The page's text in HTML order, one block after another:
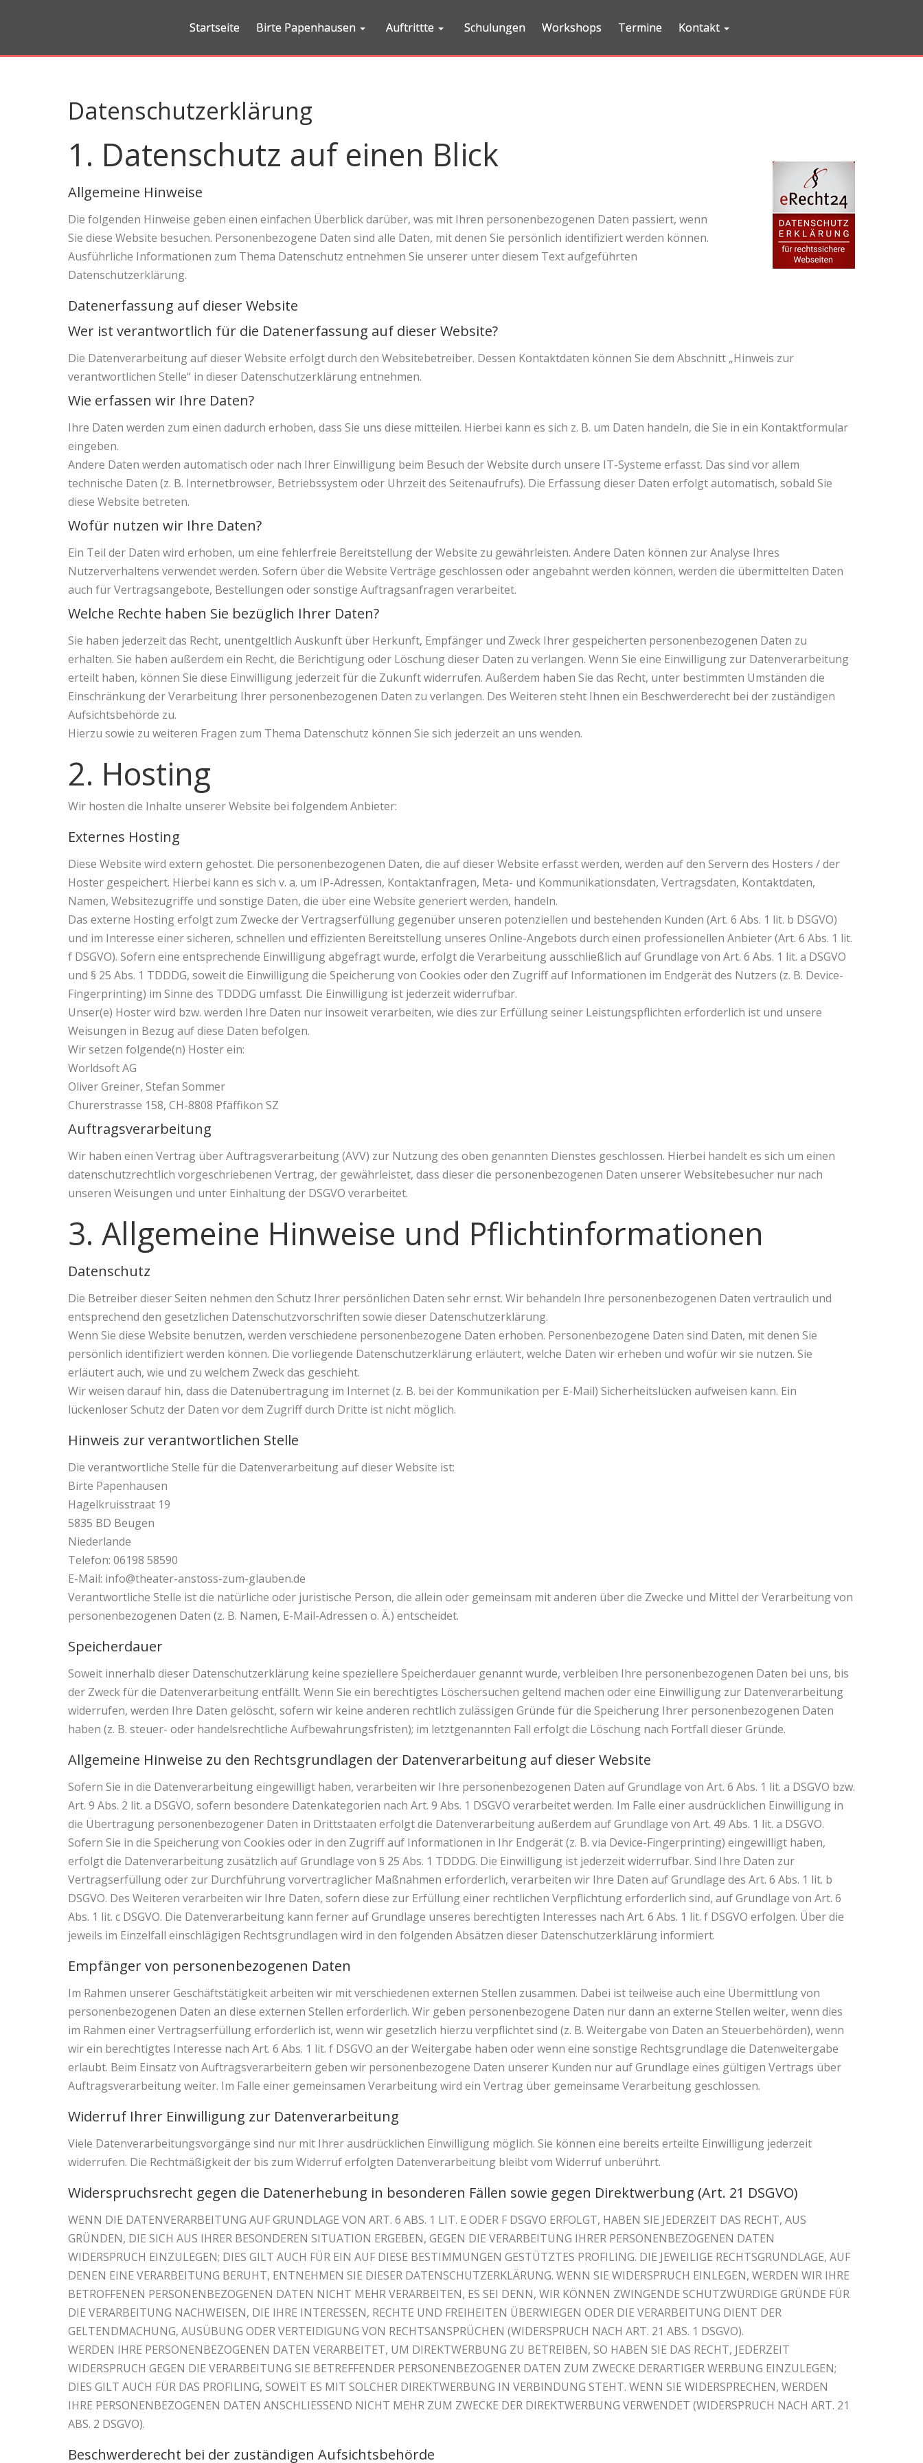
Startseite Birte Papenhausen Auftrittte Schulungen Workshops Termine Kontakt
Datenschutz­erklärung
1. Datenschutz auf einen Blick
Allgemeine Hinweise
Die folgenden Hinweise geben einen einfachen Überblick darüber, was mit Ihren personenbezogenen Daten passiert, wenn
Sie diese Website besuchen. Personenbezogene Daten sind alle Daten, mit denen Sie persönlich identifiziert werden können.
Ausführliche Informationen zum Thema Datenschutz entnehmen Sie unserer unter diesem Text aufgeführten
Datenschutzerklärung.
Datenerfassung auf dieser Website
Wer ist verantwortlich für die Datenerfassung auf dieser Website?
Die Datenverarbeitung auf dieser Website erfolgt durch den Websitebetreiber. Dessen Kontaktdaten können Sie dem Abschnitt „Hinweis zur
verantwortlichen Stelle“ in dieser Datenschutzerklärung entnehmen.
Wie erfassen wir Ihre Daten?
Ihre Daten werden zum einen dadurch erhoben, dass Sie uns diese mitteilen. Hierbei kann es sich z. B. um Daten handeln, die Sie in ein Kontaktformular
eingeben.
Andere Daten werden automatisch oder nach Ihrer Einwilligung beim Besuch der Website durch unsere IT-Systeme erfasst. Das sind vor allem
technische Daten (z. B. Internetbrowser, Betriebssystem oder Uhrzeit des Seitenaufrufs). Die Erfassung dieser Daten erfolgt automatisch, sobald Sie
diese Website betreten.
Wofür nutzen wir Ihre Daten?
Ein Teil der Daten wird erhoben, um eine fehlerfreie Bereitstellung der Website zu gewährleisten. Andere Daten können zur Analyse Ihres
Nutzerverhaltens verwendet werden. Sofern über die Website Verträge geschlossen oder angebahnt werden können, werden die übermittelten Daten
auch für Vertragsangebote, Bestellungen oder sonstige Auftragsanfragen verarbeitet.
Welche Rechte haben Sie bezüglich Ihrer Daten?
Sie haben jederzeit das Recht, unentgeltlich Auskunft über Herkunft, Empfänger und Zweck Ihrer gespeicherten personenbezogenen Daten zu
erhalten. Sie haben außerdem ein Recht, die Berichtigung oder Löschung dieser Daten zu verlangen. Wenn Sie eine Einwilligung zur Datenverarbeitung
erteilt haben, können Sie diese Einwilligung jederzeit für die Zukunft widerrufen. Außerdem haben Sie das Recht, unter bestimmten Umständen die
Einschränkung der Verarbeitung Ihrer personenbezogenen Daten zu verlangen. Des Weiteren steht Ihnen ein Beschwerderecht bei der zuständigen
Aufsichtsbehörde zu.
Hierzu sowie zu weiteren Fragen zum Thema Datenschutz können Sie sich jederzeit an uns wenden.
2. Hosting
Wir hosten die Inhalte unserer Website bei folgendem Anbieter:
Externes Hosting
Diese Website wird extern gehostet. Die personenbezogenen Daten, die auf dieser Website erfasst werden, werden auf den Servern des Hosters / der
Hoster gespeichert. Hierbei kann es sich v. a. um IP-Adressen, Kontaktanfragen, Meta- und Kommunikationsdaten, Vertragsdaten, Kontaktdaten,
Namen, Websitezugriffe und sonstige Daten, die über eine Website generiert werden, handeln.
Das externe Hosting erfolgt zum Zwecke der Vertragserfüllung gegenüber unseren potenziellen und bestehenden Kunden (Art. 6 Abs. 1 lit. b DSGVO)
und im Interesse einer sicheren, schnellen und effizienten Bereitstellung unseres Online-Angebots durch einen professionellen Anbieter (Art. 6 Abs. 1 lit.
f DSGVO). Sofern eine entsprechende Einwilligung abgefragt wurde, erfolgt die Verarbeitung ausschließlich auf Grundlage von Art. 6 Abs. 1 lit. a DSGVO
und § 25 Abs. 1 TDDDG, soweit die Einwilligung die Speicherung von Cookies oder den Zugriff auf Informationen im Endgerät des Nutzers (z. B. Device-
Fingerprinting) im Sinne des TDDDG umfasst. Die Einwilligung ist jederzeit widerrufbar.
Unser(e) Hoster wird bzw. werden Ihre Daten nur insoweit verarbeiten, wie dies zur Erfüllung seiner Leistungspflichten erforderlich ist und unsere
Weisungen in Bezug auf diese Daten befolgen.
Wir setzen folgende(n) Hoster ein:
Worldsoft AG
Oliver Greiner, Stefan Sommer
Churerstrasse 158, CH-8808 Pfäffikon SZ
Auftragsverarbeitung
Wir haben einen Vertrag über Auftragsverarbeitung (AVV) zur Nutzung des oben genannten Dienstes geschlossen. Hierbei handelt es sich um einen
datenschutzrechtlich vorgeschriebenen Vertrag, der gewährleistet, dass dieser die personenbezogenen Daten unserer Websitebesucher nur nach
unseren Weisungen und unter Einhaltung der DSGVO verarbeitet.
3. Allgemeine Hinweise und Pflicht­informationen
Datenschutz
Die Betreiber dieser Seiten nehmen den Schutz Ihrer persönlichen Daten sehr ernst. Wir behandeln Ihre personenbezogenen Daten vertraulich und
entsprechend den gesetzlichen Datenschutzvorschriften sowie dieser Datenschutzerklärung.
Wenn Sie diese Website benutzen, werden verschiedene personenbezogene Daten erhoben. Personenbezogene Daten sind Daten, mit denen Sie
persönlich identifiziert werden können. Die vorliegende Datenschutzerklärung erläutert, welche Daten wir erheben und wofür wir sie nutzen. Sie
erläutert auch, wie und zu welchem Zweck das geschieht.
Wir weisen darauf hin, dass die Datenübertragung im Internet (z. B. bei der Kommunikation per E-Mail) Sicherheitslücken aufweisen kann. Ein
lückenloser Schutz der Daten vor dem Zugriff durch Dritte ist nicht möglich.
Hinweis zur verantwortlichen Stelle
Die verantwortliche Stelle für die Datenverarbeitung auf dieser Website ist:
Birte Papenhausen
Hagelkruisstraat 19
5835 BD Beugen
Niederlande
Telefon: 06198 58590
E-Mail: info@theater-anstoss-zum-glauben.de
Verantwortliche Stelle ist die natürliche oder juristische Person, die allein oder gemeinsam mit anderen über die Zwecke und Mittel der Verarbeitung von
personenbezogenen Daten (z. B. Namen, E-Mail-Adressen o. Ä.) entscheidet.
Speicherdauer
Soweit innerhalb dieser Datenschutzerklärung keine speziellere Speicherdauer genannt wurde, verbleiben Ihre personenbezogenen Daten bei uns, bis
der Zweck für die Datenverarbeitung entfällt. Wenn Sie ein berechtigtes Löschersuchen geltend machen oder eine Einwilligung zur Datenverarbeitung
widerrufen, werden Ihre Daten gelöscht, sofern wir keine anderen rechtlich zulässigen Gründe für die Speicherung Ihrer personenbezogenen Daten
haben (z. B. steuer- oder handelsrechtliche Aufbewahrungsfristen); im letztgenannten Fall erfolgt die Löschung nach Fortfall dieser Gründe.
Allgemeine Hinweise zu den Rechtsgrundlagen der Datenverarbeitung auf dieser Website
Sofern Sie in die Datenverarbeitung eingewilligt haben, verarbeiten wir Ihre personenbezogenen Daten auf Grundlage von Art. 6 Abs. 1 lit. a DSGVO bzw.
Art. 9 Abs. 2 lit. a DSGVO, sofern besondere Datenkategorien nach Art. 9 Abs. 1 DSGVO verarbeitet werden. Im Falle einer ausdrücklichen Einwilligung in
die Übertragung personenbezogener Daten in Drittstaaten erfolgt die Datenverarbeitung außerdem auf Grundlage von Art. 49 Abs. 1 lit. a DSGVO.
Sofern Sie in die Speicherung von Cookies oder in den Zugriff auf Informationen in Ihr Endgerät (z. B. via Device-Fingerprinting) eingewilligt haben,
erfolgt die Datenverarbeitung zusätzlich auf Grundlage von § 25 Abs. 1 TDDDG. Die Einwilligung ist jederzeit widerrufbar. Sind Ihre Daten zur
Vertragserfüllung oder zur Durchführung vorvertraglicher Maßnahmen erforderlich, verarbeiten wir Ihre Daten auf Grundlage des Art. 6 Abs. 1 lit. b
DSGVO. Des Weiteren verarbeiten wir Ihre Daten, sofern diese zur Erfüllung einer rechtlichen Verpflichtung erforderlich sind, auf Grundlage von Art. 6
Abs. 1 lit. c DSGVO. Die Datenverarbeitung kann ferner auf Grundlage unseres berechtigten Interesses nach Art. 6 Abs. 1 lit. f DSGVO erfolgen. Über die
jeweils im Einzelfall einschlägigen Rechtsgrundlagen wird in den folgenden Absätzen dieser Datenschutzerklärung informiert.
Empfänger von personenbezogenen Daten
Im Rahmen unserer Geschäftstätigkeit arbeiten wir mit verschiedenen externen Stellen zusammen. Dabei ist teilweise auch eine Übermittlung von
personenbezogenen Daten an diese externen Stellen erforderlich. Wir geben personenbezogene Daten nur dann an externe Stellen weiter, wenn dies
im Rahmen einer Vertragserfüllung erforderlich ist, wenn wir gesetzlich hierzu verpflichtet sind (z. B. Weitergabe von Daten an Steuerbehörden), wenn
wir ein berechtigtes Interesse nach Art. 6 Abs. 1 lit. f DSGVO an der Weitergabe haben oder wenn eine sonstige Rechtsgrundlage die Datenweitergabe
erlaubt. Beim Einsatz von Auftragsverarbeitern geben wir personenbezogene Daten unserer Kunden nur auf Grundlage eines gültigen Vertrags über
Auftragsverarbeitung weiter. Im Falle einer gemeinsamen Verarbeitung wird ein Vertrag über gemeinsame Verarbeitung geschlossen.
Widerruf Ihrer Einwilligung zur Datenverarbeitung
Viele Datenverarbeitungsvorgänge sind nur mit Ihrer ausdrücklichen Einwilligung möglich. Sie können eine bereits erteilte Einwilligung jederzeit
widerrufen. Die Rechtmäßigkeit der bis zum Widerruf erfolgten Datenverarbeitung bleibt vom Widerruf unberührt.
Widerspruchsrecht gegen die Datenerhebung in besonderen Fällen sowie gegen Direktwerbung (Art. 21 DSGVO)
WENN DIE DATENVERARBEITUNG AUF GRUNDLAGE VON ART. 6 ABS. 1 LIT. E ODER F DSGVO ERFOLGT, HABEN SIE JEDERZEIT DAS RECHT, AUS
GRÜNDEN, DIE SICH AUS IHRER BESONDEREN SITUATION ERGEBEN, GEGEN DIE VERARBEITUNG IHRER PERSONENBEZOGENEN DATEN
WIDERSPRUCH EINZULEGEN; DIES GILT AUCH FÜR EIN AUF DIESE BESTIMMUNGEN GESTÜTZTES PROFILING. DIE JEWEILIGE RECHTSGRUNDLAGE, AUF
DENEN EINE VERARBEITUNG BERUHT, ENTNEHMEN SIE DIESER DATENSCHUTZERKLÄRUNG. WENN SIE WIDERSPRUCH EINLEGEN, WERDEN WIR IHRE
BETROFFENEN PERSONENBEZOGENEN DATEN NICHT MEHR VERARBEITEN, ES SEI DENN, WIR KÖNNEN ZWINGENDE SCHUTZWÜRDIGE GRÜNDE FÜR
DIE VERARBEITUNG NACHWEISEN, DIE IHRE INTERESSEN, RECHTE UND FREIHEITEN ÜBERWIEGEN ODER DIE VERARBEITUNG DIENT DER
GELTENDMACHUNG, AUSÜBUNG ODER VERTEIDIGUNG VON RECHTSANSPRÜCHEN (WIDERSPRUCH NACH ART. 21 ABS. 1 DSGVO).
WERDEN IHRE PERSONENBEZOGENEN DATEN VERARBEITET, UM DIREKTWERBUNG ZU BETREIBEN, SO HABEN SIE DAS RECHT, JEDERZEIT
WIDERSPRUCH GEGEN DIE VERARBEITUNG SIE BETREFFENDER PERSONENBEZOGENER DATEN ZUM ZWECKE DERARTIGER WERBUNG EINZULEGEN;
DIES GILT AUCH FÜR DAS PROFILING, SOWEIT ES MIT SOLCHER DIREKTWERBUNG IN VERBINDUNG STEHT. WENN SIE WIDERSPRECHEN, WERDEN
IHRE PERSONENBEZOGENEN DATEN ANSCHLIESSEND NICHT MEHR ZUM ZWECKE DER DIREKTWERBUNG VERWENDET (WIDERSPRUCH NACH ART. 21
ABS. 2 DSGVO).
Beschwerde­recht bei der zuständigen Aufsichts­behörde